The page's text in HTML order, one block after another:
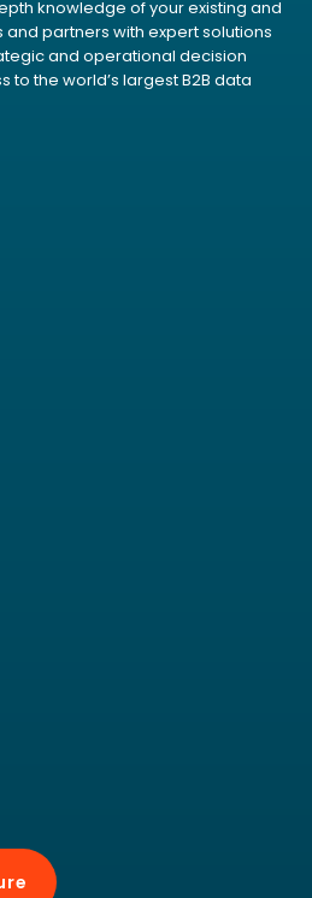
knowledge of your existing and
partners with expert solutions
and operational decision
to the world’s largest B2B data